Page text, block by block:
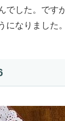
でした。です
なりました。